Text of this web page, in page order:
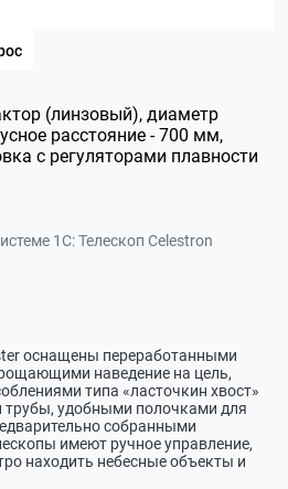
(линзовый), диаметр
расстояние - 700 мм,
с регуляторами плавности
1С:Телескоп Celestron
оснащены переработанными
наведение на цель,
типа «ласточкин хвост»
трубы, удобными полочками для
собранными
имеют ручное управление,
находить небесные объекты и